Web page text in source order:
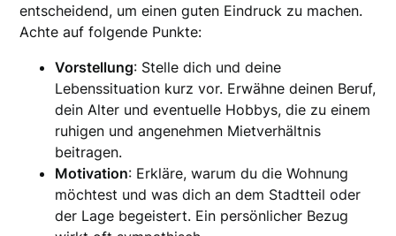
entscheidend, um einen guten Eindruck zu machen.
Achte auf folgende Punkte:
Vorstellung: Stelle dich und deine
Lebenssituation kurz vor. Erwähne deinen Beruf,
dein Alter und eventuelle Hobbys, die zu einem
ruhigen und angenehmen Mietverhältnis
beitragen.
Motivation: Erkläre, warum du die Wohnung
möchtest und was dich an dem Stadtteil oder
der Lage begeistert. Ein persönlicher Bezug